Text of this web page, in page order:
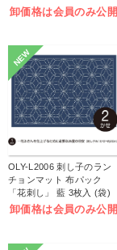
(袋)
卸価格は会員のみ公開
NEW
OLY-L2006 刺し子のラン
チョンマット 布パック
「花刺し」 藍 3枚入 (袋)
卸価格は会員のみ公開